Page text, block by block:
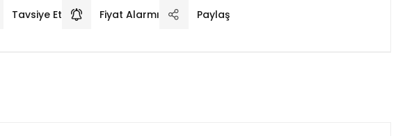
Tavsiye Et Fiyat Alarmı Paylaş